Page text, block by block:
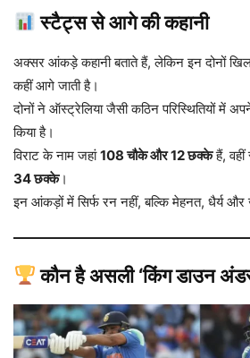
स्टैट्स से आगे की कहानी
अक्सर आंकड़े कहानी बताते हैं, लेकिन इन दोनों
कहीं आगे जाती है।
दोनों ने ऑस्ट्रेलिया जैसी कठिन परिस्थितियों में
किया है।
विराट के नाम जहां108 चौके और 12 छक्केहैं, वहीं
34 छक्के।
इन आंकड़ों में सिर्फ रन नहीं, बल्कि मेहनत, धैर्य
कौन है असली ‘किंग डाउन